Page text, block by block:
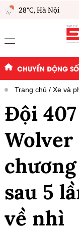
28°C,Hà Nội
CHUYỂN ĐỘNG SỐ
Trang chủ Xe và
Đội
Wolver
sau 5
về nhì